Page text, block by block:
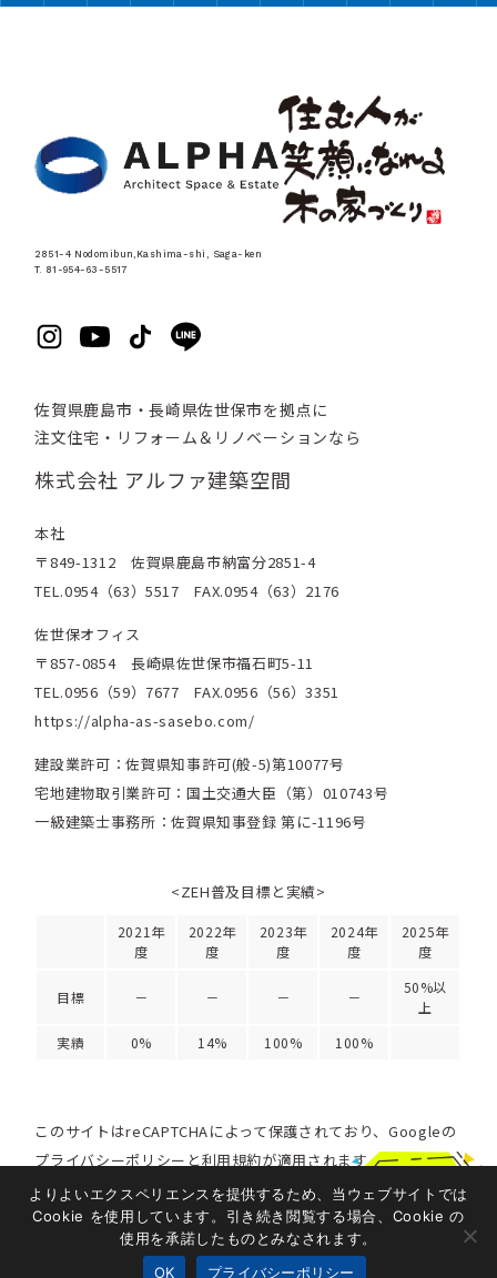
LINEで簡単
お問い合わせ
2851-4 Nodomibun,Kashima-shi, Saga-ken
T. 81-954-63-5517
佐賀県鹿島市・長崎県佐世保市を拠点に
注文住宅・リフォーム＆リノベーションなら
株式会社 アルファ建築空間
本社
〒849-1312 佐賀県鹿島市納富分2851-4
TEL.0954（63）5517 FAX.0954（63）2176
佐世保オフィス
〒857-0854 長崎県佐世保市福石町5-11
TEL.0956（59）7677 FAX.0956（56）3351
https://alpha-as-sasebo.com/
建設業許可：佐賀県知事許可(般-5)第10077号
宅地建物取引業許可：国土交通大臣（第）010743号
一級建築士事務所：佐賀県知事登録 第に-1196号
<ZEH普及目標と実績>
2021年
度
2022年
度
2023年
度
2024年
度
2025年
度
目標 － － － －
50%以
上
実績
0% 14% 100% 100%
このサイトはreCAPTCHAによって保護されており、Googleの
プライバシーポリシー と利用規約が適用されます。
Copyright 2024 ALPHA Architect Space
All right Reserved.
よりよいエクスペリエンスを提供するため、当ウェブサイトでは
Cookie を使用しています。引き続き閲覧する場合、Cookie の
使用を承諾したものとみなされます。
OK
プライバシーポリシー